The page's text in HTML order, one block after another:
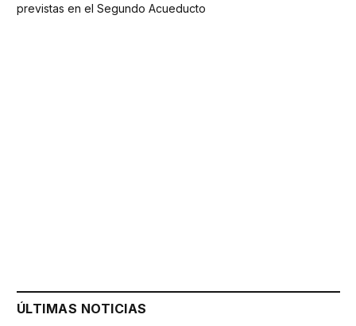
previstas en el Segundo Acueducto
ÚLTIMAS NOTICIAS